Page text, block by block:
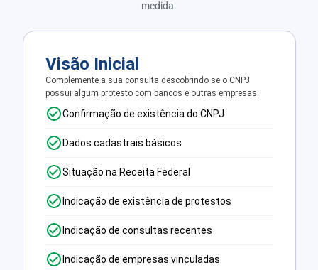
medida.
Visão Inicial
Complemente a sua consulta descobrindo se o CNPJ
possui algum protesto com bancos e outras empresas.
Confirmação de existência do CNPJ
Dados cadastrais básicos
Situação na Receita Federal
Indicação de existência de protestos
Indicação de consultas recentes
Indicação de empresas vinculadas